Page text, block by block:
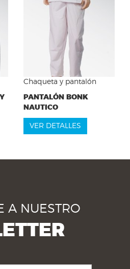
Chaqueta y pantalón
PANTALÓN BONK
NAUTICO
VER DETALLES
A NUESTRO